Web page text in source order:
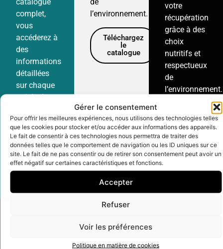
Gérer le consentement
Pour offrir les meilleures expériences, nous utilisons des technologies telles
que les cookies pour stocker et/ou accéder aux informations des appareils.
Le fait de consentir à ces technologies nous permettra de traiter des
données telles que le comportement de navigation ou les ID uniques sur ce
site. Le fait de ne pas consentir ou de retirer son consentement peut avoir un
effet négatif sur certaines caractéristiques et fonctions.
Accepter
Refuser
Voir les préférences
Politique en matière de cookies
catalogue
complet,
vous
accéderez à
des
informations
détaillées
sur chaque
article de
Téléchargez
le
catalogue
de
l’environnement.
Téléchargez
le
catalogue
votre
récupération
grâce à des
choix
nutritifs et
respectueux
de
l’environnement.
Téléchargez
le
catalogue